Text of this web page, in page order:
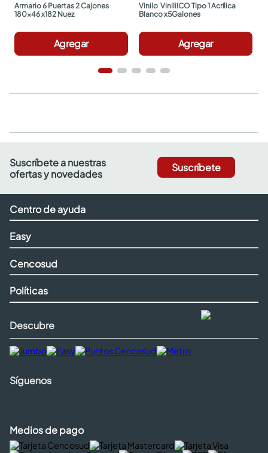
Armario 6 Puertas 2 Cajones
180x46 x182 Nuez
Agregar
Vinilo  ViniliICO Tipo 1 Acrílica
Blanco x5Galones
Agregar
Suscríbete a nuestras
ofertas y novedades
Suscríbete
Centro de ayuda
Easy
Cencosud
Políticas
Descubre
Síguenos
Medios de pago